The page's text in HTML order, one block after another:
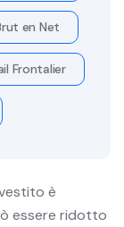
en Net
Frontalier
è
essere ridotto